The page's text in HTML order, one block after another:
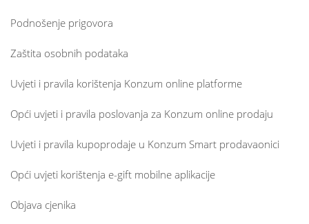
Podnošenje prigovora
Zaštita osobnih podataka
Uvjeti i pravila korištenja Konzum online platforme
Opći uvjeti i pravila poslovanja za Konzum online prodaju
Uvjeti i pravila kupoprodaje u Konzum Smart prodavaonici
Opći uvjeti korištenja e-gift mobilne aplikacije
Objava cjenika